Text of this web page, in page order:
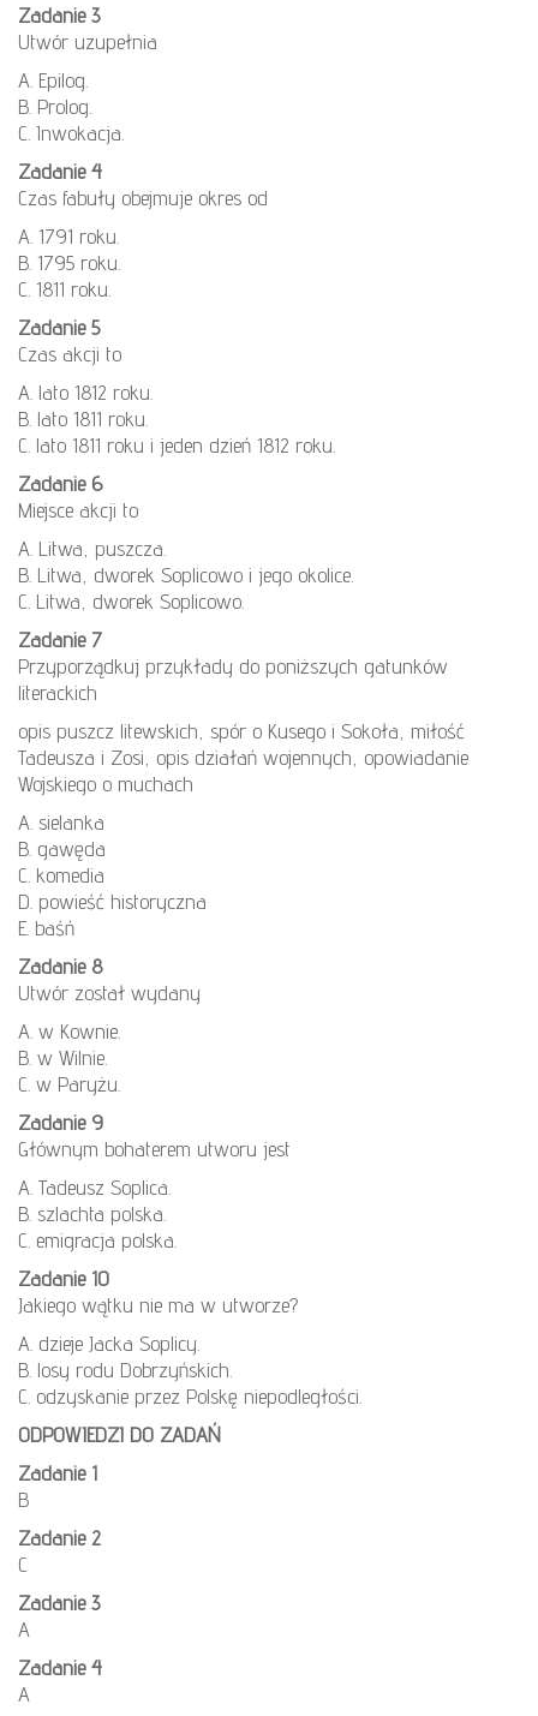
Zadanie 3
Utwór uzupełnia
A. Epilog.
B. Prolog.
C. Inwokacja.
Zadanie 4
Czas fabuły obejmuje okres od
A. 1791 roku.
B. 1795 roku.
C. 1811 roku.
Zadanie 5
Czas akcji to
A. lato 1812 roku.
B. lato 1811 roku.
C. lato 1811 roku i jeden dzień 1812 roku.
Zadanie 6
Miejsce akcji to
A. Litwa, puszcza.
B. Litwa, dworek Soplicowo i jego okolice.
C. Litwa, dworek Soplicowo.
Zadanie 7
Przyporządkuj przykłady do poniższych gatunków
literackich
opis puszcz litewskich, spór o Kusego i Sokoła, miłość
Tadeusza i Zosi, opis działań wojennych, opowiadanie
Wojskiego o muchach
A. sielanka
B. gawęda
C. komedia
D. powieść historyczna
E. baśń
Zadanie 8
Utwór został wydany
A. w Kownie.
B. w Wilnie.
C. w Paryżu.
Zadanie 9
Głównym bohaterem utworu jest
A. Tadeusz Soplica.
B. szlachta polska.
C. emigracja polska.
Zadanie 10
Jakiego wątku nie ma w utworze?
A. dzieje Jacka Soplicy.
B. losy rodu Dobrzyńskich.
C. odzyskanie przez Polskę niepodległości.
ODPOWIEDZI DO ZADAŃ
Zadanie 1
B
Zadanie 2
C
Zadanie 3
A
Zadanie 4
A